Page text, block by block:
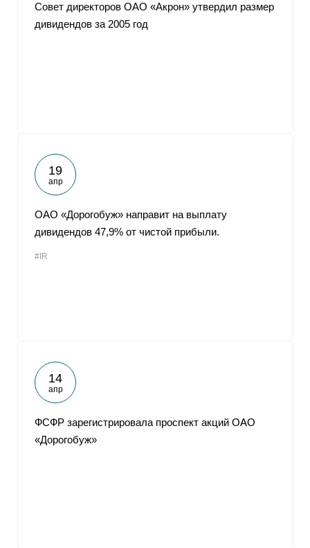
Совет директоров ОАО «Акрон» утвердил размер
дивидендов за 2005 год
19
апр
ОАО «Дорогобуж» направит на выплату
дивидендов 47,9% от чистой прибыли.
#IR
14
апр
ФСФР зарегистрировала проспект акций ОАО
«Дорогобуж»